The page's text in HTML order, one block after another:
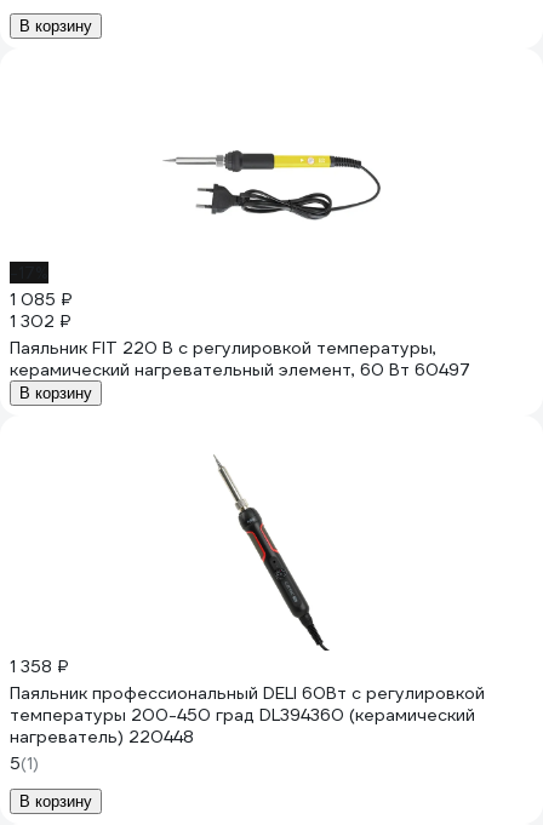
В корзину
1 085 ₽
1 302 ₽
Паяльник FIT 220 В с регулировкой температуры,
керамический нагревательный элемент, 60 Вт 60497
В корзину
1 358 ₽
Паяльник профессиональный DELI 60Вт с регулировкой
температуры 200-450 град DL394360 (керамический
нагреватель) 220448
5(1)
В корзину